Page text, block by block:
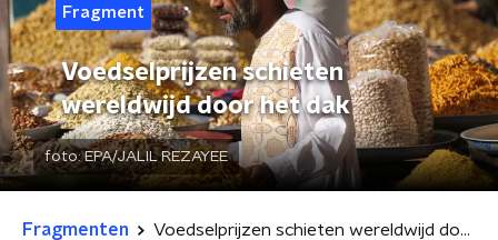
Fragment
Voedselprijzen schieten
wereldwijd door het dak
foto:EPA/JALIL REZAYEE
Fragmenten Voedselprijzen schieten wereldwijd door het dak